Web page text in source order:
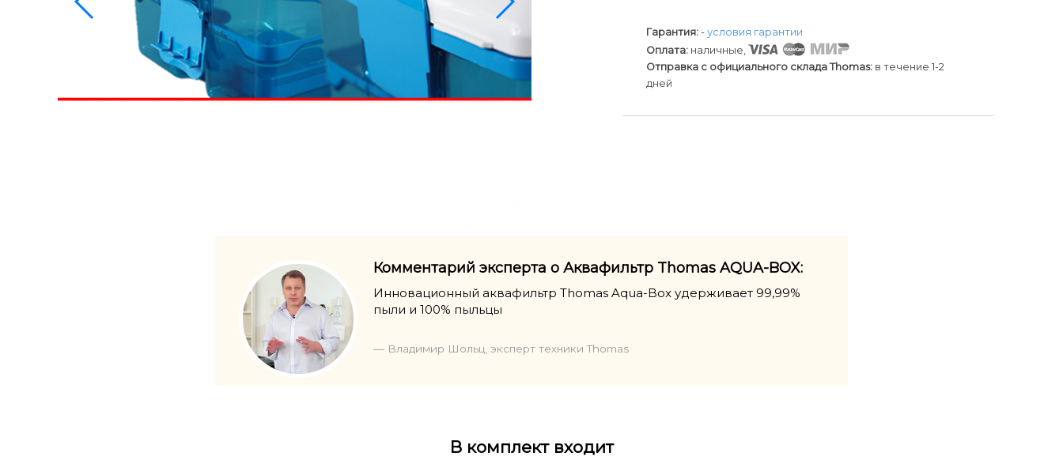
Гарантия: - условия гарантии
Оплата: наличные,
Отправка с официального склада Thomas: в течение 1-2
дней
Комментарий эксперта о Аквафильтр Thomas AQUA-BOX:
Инновационный аквафильтр Thomas Aqua-Box удерживает 99,99%
пыли и 100% пыльцы
— Владимир Шольц, эксперт техники Thomas
В комплект входит